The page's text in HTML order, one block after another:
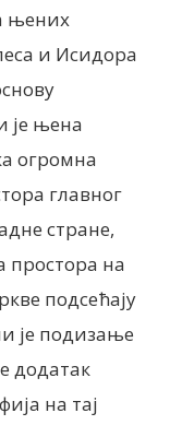
њених
и Исидора
је њена
огромна
главног
стране,
простора на
подсећају
је подизање
додатак
на тај